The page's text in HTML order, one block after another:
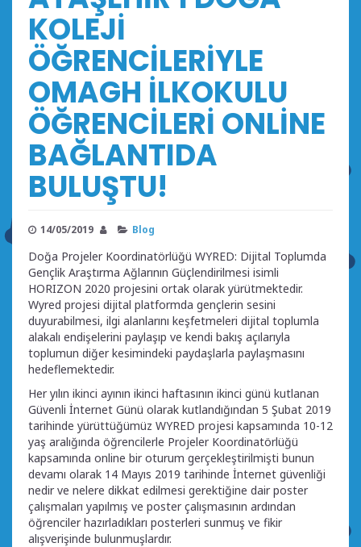
KOLEJİ
ÖĞRENCİLERİYLE
OMAGH İLKOKULU
ÖĞRENCİLERİ ONLİNE
BAĞLANTIDA
BULUŞTU!
14/05/2019 Blog
Doğa Projeler Koordinatörlüğü WYRED: Dijital Toplumda
Gençlik Araştırma Ağlarının Güçlendirilmesi isimli
HORIZON 2020 projesini ortak olarak yürütmektedir.
Wyred projesi dijital platformda gençlerin sesini
duyurabilmesi, ilgi alanlarını keşfetmeleri dijital toplumla
alakalı endişelerini paylaşıp ve kendi bakış açılarıyla
toplumun diğer kesimindeki paydaşlarla paylaşmasını
hedeflemektedir.
Her yılın ikinci ayının ikinci haftasının ikinci günü kutlanan
Güvenli İnternet Günü olarak kutlandığından 5 Şubat 2019
tarihinde yürüttüğümüz WYRED projesi kapsamında 10-12
yaş aralığında öğrencilerle Projeler Koordinatörlüğü
kapsamında online bir oturum gerçekleştirilmişti bunun
devamı olarak 14 Mayıs 2019 tarihinde İnternet güvenliği
nedir ve nelere dikkat edilmesi gerektiğine dair poster
çalışmaları yapılmış ve poster çalışmasının ardından
öğrenciler hazırladıkları posterleri sunmuş ve fikir
alışverişinde bulunmuşlardır.